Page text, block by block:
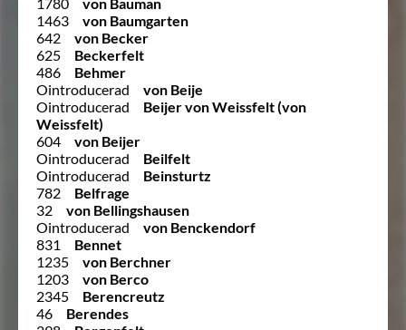
1463
von Baumgarten
642
von Becker
625
Beckerfelt
486
Behmer
Ointroducerad
von Beije
Ointroducerad
Beijer von Weissfelt (von
Weissfelt)
604
von Beijer
Ointroducerad
Beilfelt
Ointroducerad
Beinsturtz
782
Belfrage
32
von Bellingshausen
Ointroducerad
von Benckendorf
831
Bennet
1235
von Berchner
1203
von Berco
2345
Berencreutz
46
Berendes